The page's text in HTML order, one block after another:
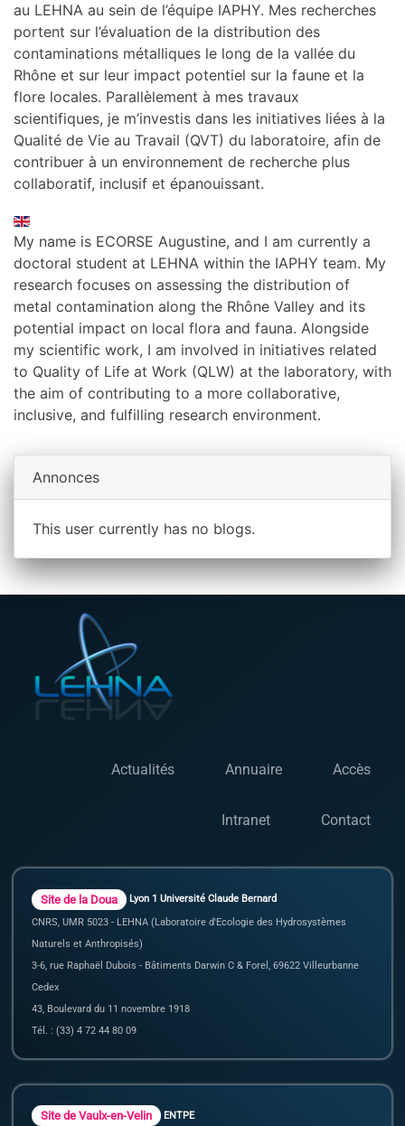
au LEHNA au sein de l’équipe IAPHY. Mes recherches
portent sur l’évaluation de la distribution des
contaminations métalliques le long de la vallée du
Rhône et sur leur impact potentiel sur la faune et la
flore locales. Parallèlement à mes travaux
scientifiques, je m’investis dans les initiatives liées à la
Qualité de Vie au Travail (QVT) du laboratoire, afin de
contribuer à un environnement de recherche plus
collaboratif, inclusif et épanouissant.
My name is ECORSE Augustine, and I am currently a
doctoral student at LEHNA within the IAPHY team. My
research focuses on assessing the distribution of
metal contamination along the Rhône Valley and its
potential impact on local flora and fauna. Alongside
my scientific work, I am involved in initiatives related
to Quality of Life at Work (QLW) at the laboratory, with
the aim of contributing to a more collaborative,
inclusive, and fulfilling research environment.
Annonces
This user currently has no blogs.
Actualités Annuaire Accès
Intranet Contact
Site de la Doua
Lyon 1 Université Claude Bernard
CNRS, UMR 5023 - LEHNA (Laboratoire d'Ecologie des Hydrosystèmes
Naturels et Anthropisés)
3-6, rue Raphaël Dubois - Bâtiments Darwin C & Forel, 69622 Villeurbanne
Cedex
43, Boulevard du 11 novembre 1918
Tél. : (33) 4 72 44 80 09
Site de Vaulx-en-Velin ENTPE